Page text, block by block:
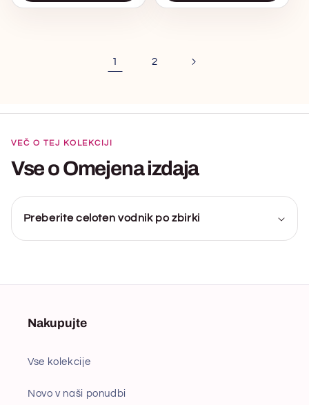
1 2
VEČ O TEJ KOLEKCIJI
Vse o Omejena izdaja
Preberite celoten vodnik po zbirki
Nakupujte
Vse kolekcije
Novo v naši ponudbi